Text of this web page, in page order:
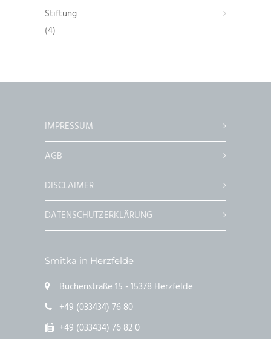
Stiftung
(4)
IMPRESSUM
AGB
DISCLAIMER
DATENSCHUTZERKLÄRUNG
Smitka in Herzfelde
Buchenstraße 15 - 15378 Herzfelde
+49 (033434) 76 80
+49 (033434) 76 82 0